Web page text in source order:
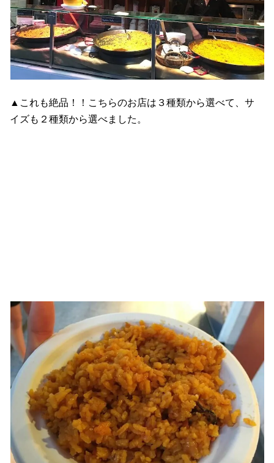
▲これも絶品！！こちらのお店は３種類から選べて、サ
イズも２種類から選べました。